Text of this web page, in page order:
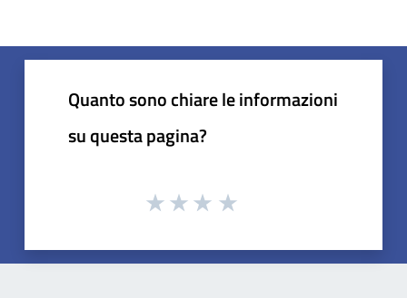
Quanto sono chiare le informazioni
su questa pagina?